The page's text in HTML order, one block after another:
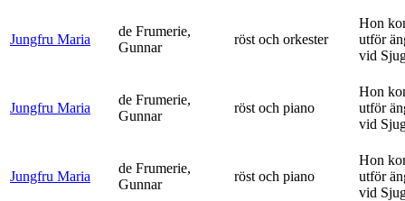
Jungfru Maria
de Frumerie,
Gunnar
röst och orkester
Hon
utför
vid
Jungfru Maria
de Frumerie,
Gunnar
röst och piano
Hon
utför
vid
Jungfru Maria
de Frumerie,
Gunnar
röst och piano
Hon
utför
vid